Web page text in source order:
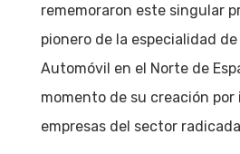
rememoraron este singular
pionero de la especialidad
Automóvil en el Norte de
momento de su creación
empresas del sector